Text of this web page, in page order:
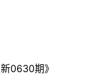
0630期》